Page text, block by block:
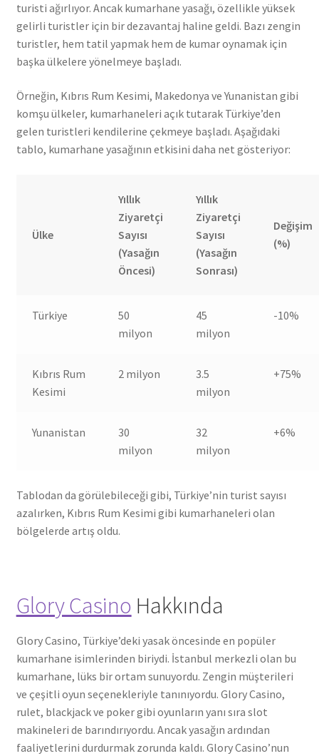
turisti ağırlıyor. Ancak kumarhane yasağı, özellikle yüksek
gelirli turistler için bir dezavantaj haline geldi. Bazı zengin
turistler, hem tatil yapmak hem de kumar oynamak için
başka ülkelere yönelmeye başladı.
Örneğin, Kıbrıs Rum Kesimi, Makedonya ve Yunanistan gibi
komşu ülkeler, kumarhaneleri açık tutarak Türkiye’den
gelen turistleri kendilerine çekmeye başladı. Aşağıdaki
tablo, kumarhane yasağının etkisini daha net gösteriyor:
Ülke
Yıllık
Ziyaretçi
Sayısı
(Yasağın
Öncesi)
Yıllık
Ziyaretçi
Sayısı
(Yasağın
Sonrası)
Değişim
(%)
Türkiye
50
milyon
45
milyon
-10%
Kıbrıs Rum
Kesimi
2 milyon
3.5
milyon
+75%
Yunanistan
30
milyon
32
milyon
+6%
Tablodan da görülebileceği gibi, Türkiye’nin turist sayısı
azalırken, Kıbrıs Rum Kesimi gibi kumarhaneleri olan
bölgelerde artış oldu.
Glory Casino Hakkında
Glory Casino, Türkiye’deki yasak öncesinde en popüler
kumarhane isimlerinden biriydi. İstanbul merkezli olan bu
kumarhane, lüks bir ortam sunuyordu. Zengin müşterileri
ve çeşitli oyun seçenekleriyle tanınıyordu. Glory Casino,
rulet, blackjack ve poker gibi oyunların yanı sıra slot
makineleri de barındırıyordu. Ancak yasağın ardından
faaliyetlerini durdurmak zorunda kaldı. Glory Casino’nun